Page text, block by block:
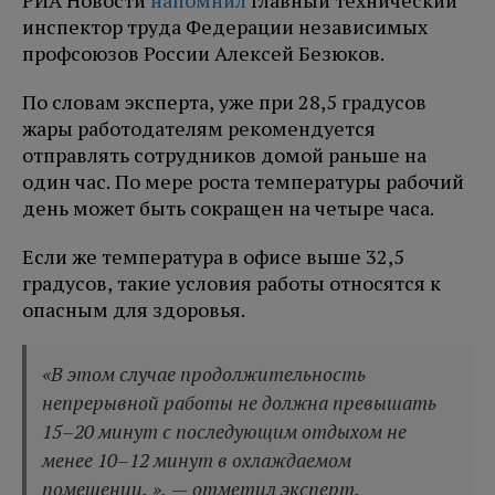
инспектор труда Федерации независимых
профсоюзов России Алексей Безюков.
По словам эксперта, уже при 28,5 градусов
жары работодателям рекомендуется
отправлять сотрудников домой раньше на
один час. По мере роста температуры рабочий
день может быть сокращен на четыре часа.
Если же температура в офисе выше 32,5
градусов, такие условия работы относятся к
опасным для здоровья.
«В этом случае продолжительность
непрерывной работы не должна превышать
15–20 минут с последующим отдыхом не
менее 10–12 минут в охлаждаемом
помещении. », — отметил эксперт.